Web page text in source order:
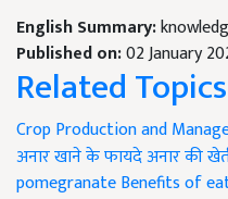
English Summary:
Published on:02 January
Related Topics
Crop Production and
अनार खाने के फायदेअनार की
pomegranateBenefits of